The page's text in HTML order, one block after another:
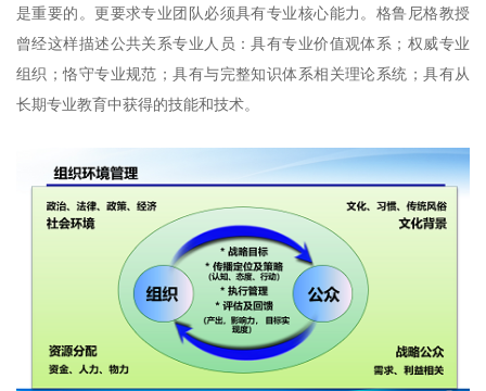
是重要的。更要求专业团队必须具有专业核心能力。格鲁尼格教授
曾经这样描述公共关系专业人员：具有专业价值观体系；权威专业
组织；恪守专业规范；具有与完整知识体系相关理论系统；具有从
长期专业教育中获得的技能和技术。